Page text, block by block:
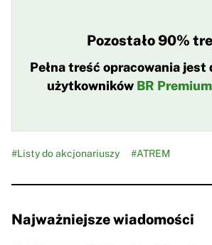
Pozostało 90%
Pełna treść opracowania
użytkowników BR Premium
#Listy do akcjonariuszy #ATREM
Najważniejsze wiadomości